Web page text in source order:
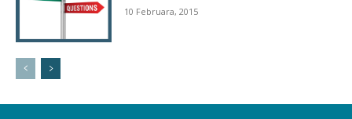
10 Februara, 2015